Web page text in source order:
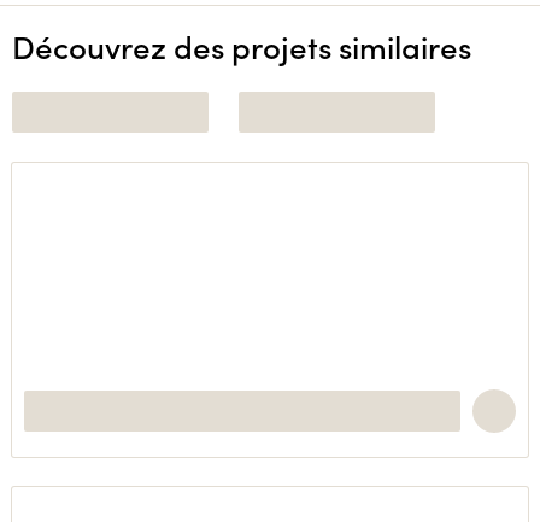
Découvrez des projets similaires